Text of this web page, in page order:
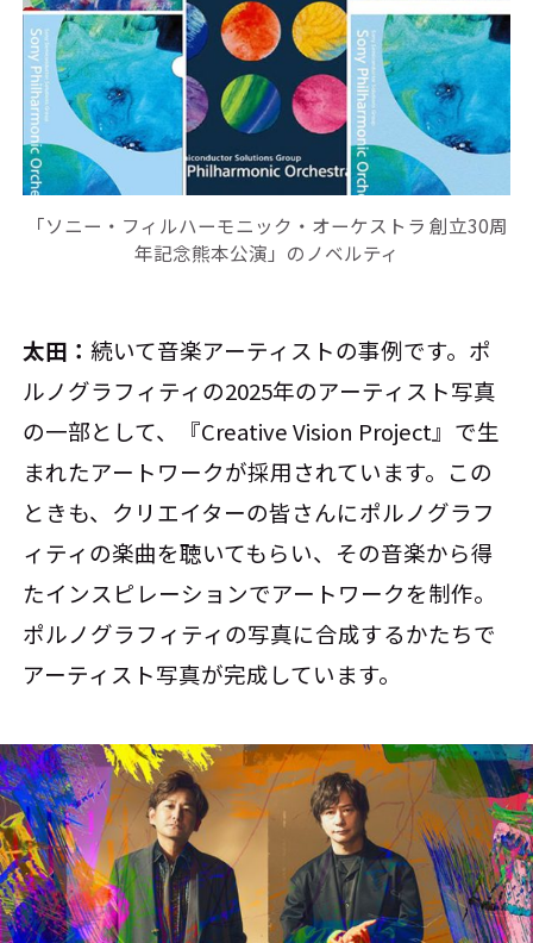
「ソニー・フィルハーモニック・オーケストラ 創立30周
年記念熊本公演」のノベルティ
太田：続いて音楽アーティストの事例です。ポ
ルノグラフィティの2025年のアーティスト写真
の一部として、『Creative Vision Project』で生
まれたアートワークが採用されています。この
ときも、クリエイターの皆さんにポルノグラフ
ィティの楽曲を聴いてもらい、その音楽から得
たインスピレーションでアートワークを制作。
ポルノグラフィティの写真に合成するかたちで
アーティスト写真が完成しています。